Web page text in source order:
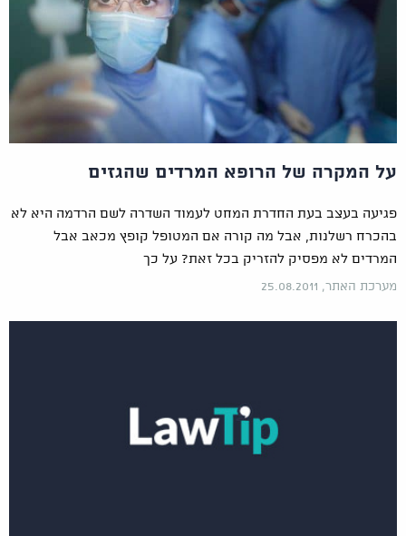
על המקרה של הרופא המרדים שהגזים
פגיעה בעצב בעת החדרת המחט לעמוד השדרה לשם הרדמה היא לא
בהכרח רשלנות, אבל מה קורה אם המטופל קופץ מכאב אבל
המרדים לא מפסיק להזריק בכל זאת? על כך
מערכת האתר, 25.08.2011